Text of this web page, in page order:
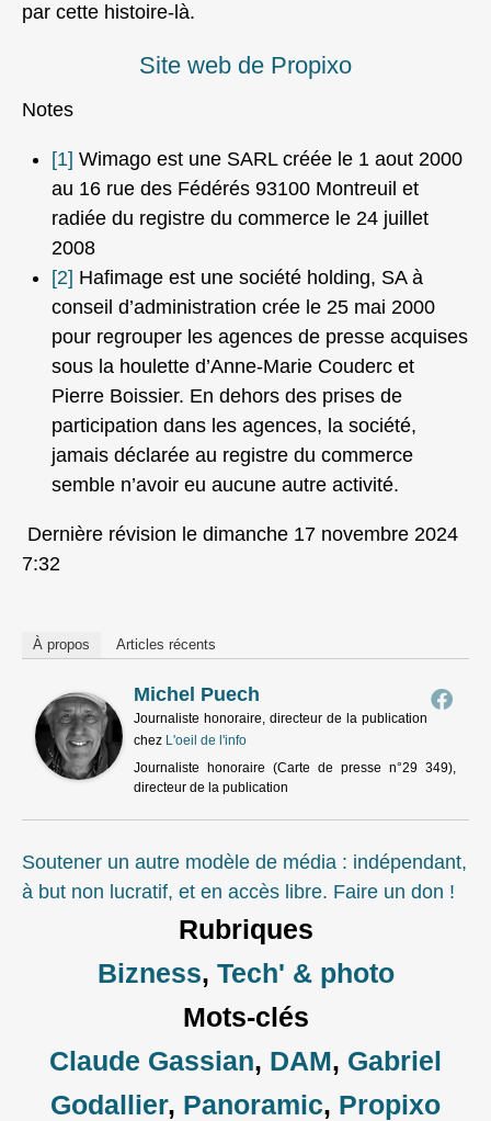
par cette histoire-là.
Site web de Propixo
Notes
[1] Wimago est une SARL créée le 1 aout 2000
au 16 rue des Fédérés 93100 Montreuil et
radiée du registre du commerce le 24 juillet
2008
[2] Hafimage est une société holding, SA à
conseil d’administration crée le 25 mai 2000
pour regrouper les agences de presse acquises
sous la houlette d’Anne-Marie Couderc et
Pierre Boissier. En dehors des prises de
participation dans les agences, la société,
jamais déclarée au registre du commerce
semble n’avoir eu aucune autre activité.
Dernière révision le dimanche 17 novembre 2024
7:32
À propos Articles récents
Michel Puech
Journaliste honoraire, directeur de la publication
chez L'oeil de l'info
Journaliste honoraire (Carte de presse n°29 349),
directeur de la publication
Soutener un autre modèle de média : indépendant,
à but non lucratif, et en accès libre. Faire un don !
Rubriques
Bizness, Tech' & photo
Mots-clés
Claude Gassian, DAM, Gabriel
Godallier, Panoramic, Propixo